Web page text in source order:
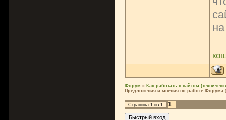
Форум » Как работать с сайтом
Предложения и мнения по работе Форума
Страница 1 из 1 1